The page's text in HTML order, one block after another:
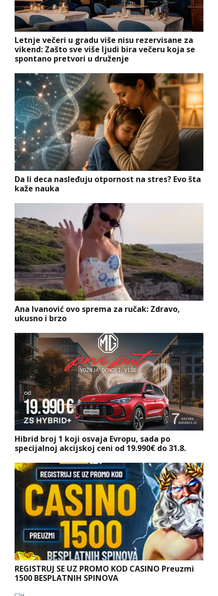
Letnje večeri u gradu više nisu rezervisane za
vikend: Zašto sve više ljudi bira večeru koja se
spontano pretvori u druženje
Da li deca nasleđuju otpornost na stres? Evo šta
kaže nauka
Ana Ivanović ovo sprema za ručak: Zdravo,
ukusno i brzo
Hibrid broj 1 koji osvaja Evropu, sada po
specijalnoj akcijskoj ceni od 19.990€ do 31.8.
REGISTRUJ SE UZ PROMO KOD CASINO Preuzmi
1500 BESPLATNIH SPINOVA